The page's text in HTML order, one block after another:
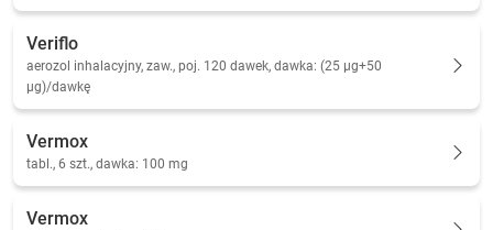
Veriflo
aerozol inhalacyjny, zaw., poj. 120 dawek, dawka: (25 µg+50
µg)/dawkę
Vermox
tabl., 6 szt., dawka: 100 mg
Vermox